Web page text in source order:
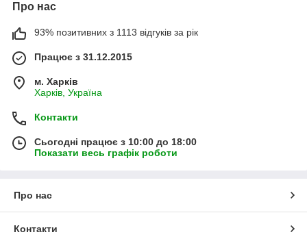
Про нас
93% позитивних з 1113 відгуків за рік
Працює з 31.12.2015
м. Харків
Харків, Україна
Контакти
Сьогодні працює з 10:00 до 18:00
Показати весь графік роботи
Про нас
Контакти